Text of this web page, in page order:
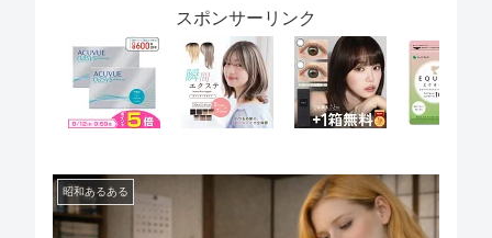
スポンサーリンク
昭和あるある